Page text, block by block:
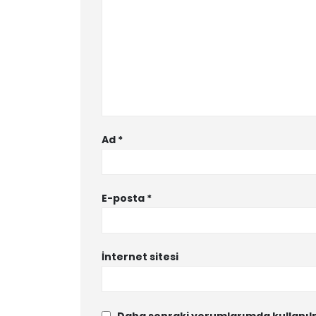
Ad *
E-posta *
İnternet sitesi